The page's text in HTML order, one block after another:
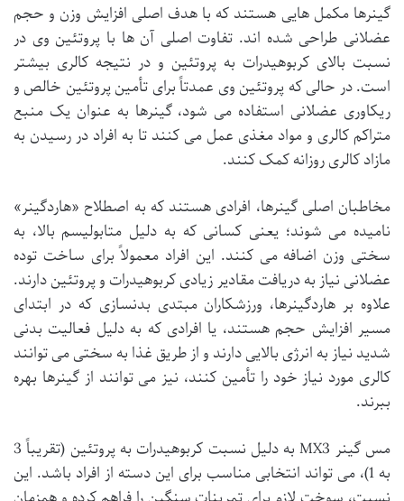
گینرها مکمل هایی هستند که با هدف اصلی افزایش وزن و حجم
عضلانی طراحی شده اند. تفاوت اصلی آن ها با پروتئین وی در
نسبت بالای کربوهیدرات به پروتئین و در نتیجه کالری بیشتر
است. در حالی که پروتئین وی عمدتاً برای تأمین پروتئین خالص و
ریکاوری عضلانی استفاده می شود، گینرها به عنوان یک منبع
متراکم کالری و مواد مغذی عمل می کنند تا به افراد در رسیدن به
مازاد کالری روزانه کمک کنند.
مخاطبان اصلی گینرها، افرادی هستند که به اصطلاح «هاردگینر»
نامیده می شوند؛ یعنی کسانی که به دلیل متابولیسم بالا، به
سختی وزن اضافه می کنند. این افراد معمولاً برای ساخت توده
عضلانی نیاز به دریافت مقادیر زیادی کربوهیدرات و پروتئین دارند.
علاوه بر هاردگینرها، ورزشکاران مبتدی بدنسازی که در ابتدای
مسیر افزایش حجم هستند، یا افرادی که به دلیل فعالیت بدنی
شدید نیاز به انرژی بالایی دارند و از طریق غذا به سختی می توانند
کالری مورد نیاز خود را تأمین کنند، نیز می توانند از گینرها بهره
ببرند.
مس گینر MX3 به دلیل نسبت کربوهیدرات به پروتئین (تقریباً 3
به 1)، می تواند انتخابی مناسب برای این دسته از افراد باشد. این